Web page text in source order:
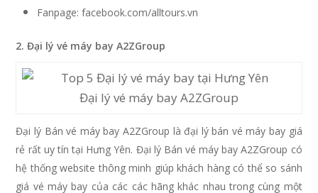
Fanpage: facebook.com/alltours.vn
2. Đại lý vé máy bay A2ZGroup
Đại lý vé máy bay A2ZGroup
Đại lý Bán vé máy bay A2ZGroup là đại lý bán vé máy bay giá
rẻ rất uy tín tại Hưng Yên. Đại lý Bán vé máy bay A2ZGroup có
hệ thống website thông minh giúp khách hàng có thể so sánh
giá vé máy bay của các các hãng khác nhau trong cùng một